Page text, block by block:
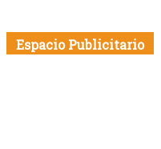
Espacio Publicitario